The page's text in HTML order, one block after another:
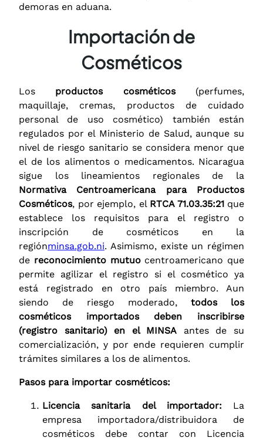
demoras en aduana.
Importación de
Cosméticos
Los productos cosméticos(perfumes,
maquillaje, cremas, productos de cuidado
personal de uso cosmético) también están
regulados por el Ministerio de Salud, aunque su
nivel de riesgo sanitario se considera menor que
el de los alimentos o medicamentos. Nicaragua
sigue los lineamientos regionales de la
Normativa Centroamericana para Productos
Cosméticos, por ejemplo, el RTCA 71.03.35:21que
establece los requisitos para el registro o
inscripción de cosméticos en la
regiónminsa.gob.ni. Asimismo, existe un régimen
de reconocimiento mutuocentroamericano que
permite agilizar el registro si el cosmético ya
está registrado en otro país miembro. Aun
siendo de riesgo moderado, todos los
cosméticos importados deben inscribirse
(registro sanitario) en el MINSA antes de su
comercialización, y por ende requieren cumplir
trámites similares a los de alimentos.
Pasos para importar cosméticos:
Licencia sanitaria del importador: La
empresa importadora/distribuidora de
cosméticos debe contar con Licencia